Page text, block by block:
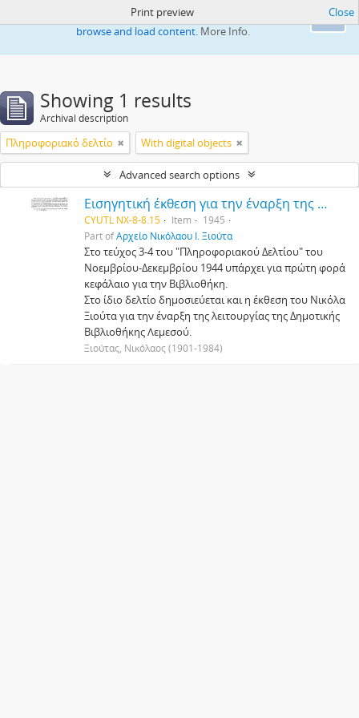
Ok
This website uses cookies to enhance your ability to
browse and load content. More Info.
Print preview Close
Showing 1 results
Archival description
Πληροφοριακό δελτίο With digital objects
Advanced search options
Εισηγητική έκθεση για την έναρξη της λειτουργίας της Δημοτικής Βιβλιοθήκης στη Λεμεσό
CYUTL NX-8-8.15 Item
1945
Part ofΑρχείο Νικόλαου Ι. Ξιούτα
Στο τεύχος 3-4 του "Πληροφοριακού Δελτίου" του
Νοεμβρίου-Δεκεμβρίου 1944 υπάρχει για πρώτη φορά
κεφάλαιο για την Βιβλιοθήκη.
Στο ίδιο δελτίο δημοσιεύεται και η έκθεση του Νικόλα
Ξιούτα για την έναρξη της λειτουργίας της Δημοτικής
Βιβλιοθήκης Λεμεσού.
Ξιούτας, Νικόλαος (1901-1984)